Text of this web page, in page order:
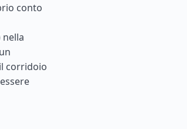
conto
corridoio